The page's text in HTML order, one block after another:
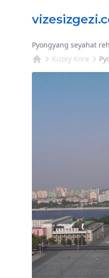
Pyongyang seyahat
Kuzey Kore